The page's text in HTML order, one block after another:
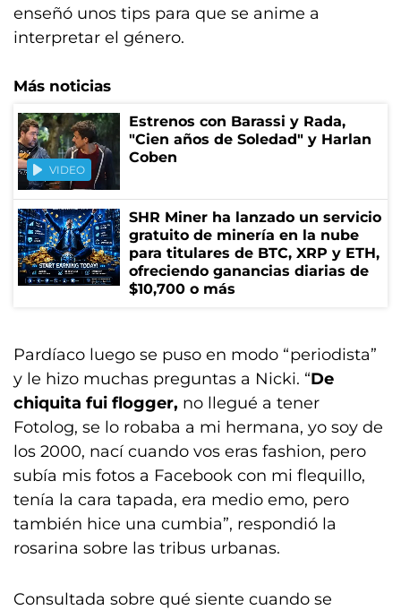
enseñó unos tips para que se anime a
interpretar el género.
Más noticias
VIDEO
Estrenos con Barassi y Rada,
"Cien años de Soledad" y Harlan
Coben
SHR Miner ha lanzado un servicio
gratuito de minería en la nube
para titulares de BTC, XRP y ETH,
ofreciendo ganancias diarias de
$10,700 o más
Pardíaco luego se puso en modo “periodista”
y le hizo muchas preguntas a Nicki. “De
chiquita fui flogger, no llegué a tener
Fotolog, se lo robaba a mi hermana, yo soy de
los 2000, nací cuando vos eras fashion, pero
subía mis fotos a Facebook con mi flequillo,
tenía la cara tapada, era medio emo, pero
también hice una cumbia”, respondió la
rosarina sobre las tribus urbanas.
Consultada sobre qué siente cuando se